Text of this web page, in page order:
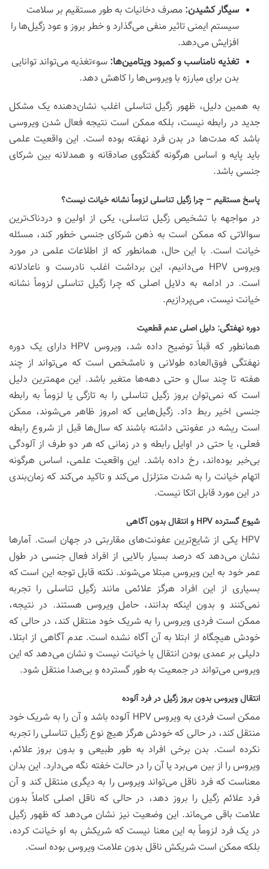
سیگار کشیدن: مصرف دخانیات به طور مستقیم بر سلامت
سیستم ایمنی تاثیر منفی می‌گذارد و خطر بروز و عود زگیل‌ها را
افزایش می‌دهد.
تغذیه نامناسب و کمبود ویتامین‌ها: سوءتغذیه می‌تواند توانایی
بدن برای مبارزه با ویروس‌ها را کاهش دهد.
به همین دلیل، ظهور زگیل تناسلی اغلب نشان‌دهنده یک مشکل
جدید در رابطه نیست، بلکه ممکن است نتیجه فعال شدن ویروسی
باشد که مدت‌ها در بدن فرد نهفته بوده است. این واقعیت علمی
باید پایه و اساس هرگونه گفتگوی صادقانه و همدلانه بین شرکای
جنسی باشد.
پاسخ مستقیم – چرا زگیل تناسلی لزوماً نشانه خیانت نیست؟
در مواجهه با تشخیص زگیل تناسلی، یکی از اولین و دردناک‌ترین
سوالاتی که ممکن است به ذهن شرکای جنسی خطور کند، مسئله
خیانت است. با این حال، همانطور که از اطلاعات علمی در مورد
ویروس HPV می‌دانیم، این برداشت اغلب نادرست و ناعادلانه
است. در ادامه به دلایل اصلی که چرا زگیل تناسلی لزوماً نشانه
خیانت نیست، می‌پردازیم.
دوره نهفتگی: دلیل اصلی عدم قطعیت
همانطور که قبلاً توضیح داده شد، ویروس HPV دارای یک دوره
نهفتگی فوق‌العاده طولانی و نامشخص است که می‌تواند از چند
هفته تا چند سال و حتی دهه‌ها متغیر باشد. این مهمترین دلیل
است که نمی‌توان بروز زگیل تناسلی را به تازگی یا لزوماً به رابطه
جنسی اخیر ربط داد. زگیل‌هایی که امروز ظاهر می‌شوند، ممکن
است ریشه در عفونتی داشته باشند که سال‌ها قبل از شروع رابطه
فعلی، یا حتی در اوایل رابطه و در زمانی که هر دو طرف از آلودگی
بی‌خبر بوده‌اند، رخ داده باشد. این واقعیت علمی، اساس هرگونه
اتهام خیانت را به شدت متزلزل می‌کند و تاکید می‌کند که زمان‌بندی
در این مورد قابل اتکا نیست.
شیوع گسترده HPV و انتقال بدون آگاهی
HPV یکی از شایع‌ترین عفونت‌های مقاربتی در جهان است. آمارها
نشان می‌دهد که درصد بسیار بالایی از افراد فعال جنسی در طول
عمر خود به این ویروس مبتلا می‌شوند. نکته قابل توجه این است که
بسیاری از این افراد هرگز علائمی مانند زگیل تناسلی را تجربه
نمی‌کنند و بدون اینکه بدانند، حامل ویروس هستند. در نتیجه،
ممکن است فردی ویروس را به شریک خود منتقل کند، در حالی که
خودش هیچگاه از ابتلا به آن آگاه نشده است. عدم آگاهی از ابتلا،
دلیلی بر عمدی بودن انتقال یا خیانت نیست و نشان می‌دهد که این
ویروس می‌تواند در جمعیت به طور گسترده و بی‌صدا منتقل شود.
انتقال ویروس بدون بروز زگیل در فرد آلوده
ممکن است فردی به ویروس HPV آلوده باشد و آن را به شریک خود
منتقل کند، در حالی که خودش هرگز هیچ نوع زگیل تناسلی را تجربه
نکرده است. بدن برخی افراد به طور طبیعی و بدون بروز علائم،
ویروس را از بین می‌برد یا آن را در حالت خفته نگه می‌دارد. این بدان
معناست که فرد ناقل می‌تواند ویروس را به دیگری منتقل کند و آن
فرد علائم زگیل را بروز دهد، در حالی که ناقل اصلی کاملاً بدون
علامت باقی می‌ماند. این وضعیت نیز نشان می‌دهد که ظهور زگیل
در یک فرد لزوماً به این معنا نیست که شریکش به او خیانت کرده،
بلکه ممکن است شریکش ناقل بدون علامت ویروس بوده است.